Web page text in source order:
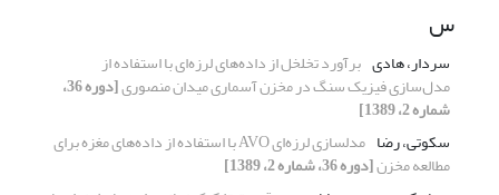
س
سردار، هادی برآورد تخلخل از داده‌های لرزه‌ای با استفاده از
مدل‌سازی فیزیک سنگ در مخزن آسماری میدان منصوری [دوره 36،
شماره 2، 1389]
سکوتی، رضا
مدلسازی لرزه‌ای AVO با استفاده از داده‌های مغزه برای
مطالعه مخزن[دوره 36، شماره 2، 1389]